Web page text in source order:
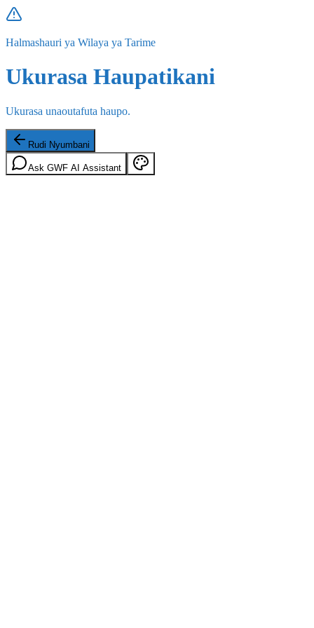
Halmashauri ya Wilaya ya Tarime
Ukurasa Haupatikani
Ukurasa unaoutafuta haupo.
Rudi Nyumbani
Ask GWF AI Assistant